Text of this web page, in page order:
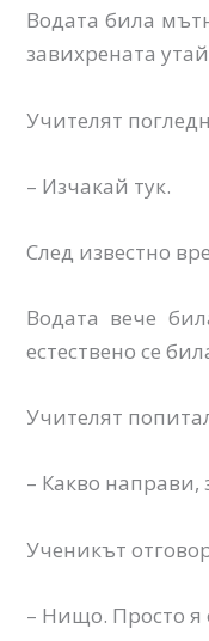
Водата била
завихрената
Учителят
– Изчакай тук.
След известно
Водата вече
естествено се
Учителят
– Какво направи,
Ученикът
– Нищо. Просто я